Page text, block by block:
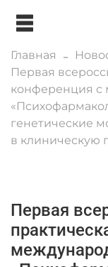
Главная
Первая
конференция с
генетические
в клиническую
Первая